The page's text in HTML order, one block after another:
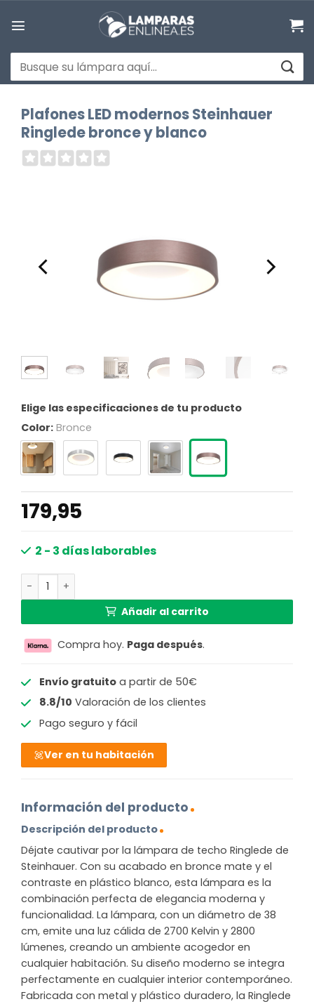
Buscar
por:
Plafones LED modernos Steinhauer
Ringlede bronce y blanco
Elige las especificaciones de tu producto
Color: Bronce
179,95
2 - 3 días laborables
Plafones LED modernos Steinhauer Ringlede bronce y
Añadir al carrito
Compra hoy. Paga después.
Envío gratuitoa partir de 50€
8.8/10 Valoración de los clientes
Pago seguro y fácil
Ver en tu habitación
Información del producto
Descripción del producto
Déjate cautivar por la lámpara de techo Ringlede de
Steinhauer. Con su acabado en bronce mate y el
contraste en plástico blanco, esta lámpara es la
combinación perfecta de elegancia moderna y
funcionalidad. La lámpara, con un diámetro de 38
cm, emite una luz cálida de 2700 Kelvin y 2800
lúmenes, creando un ambiente acogedor en
cualquier habitación. Su diseño moderno se integra
perfectamente en cualquier interior contemporáneo.
Fabricada con metal y plástico duradero, la Ringlede